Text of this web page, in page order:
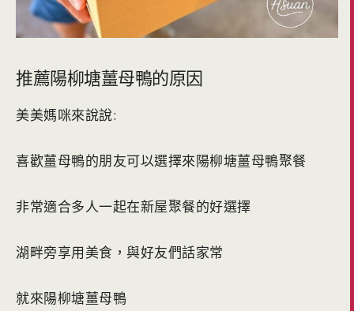
推薦陽柳塘薑母鴨的原因
美美媽咪來說說:
喜歡薑母鴨的朋友可以選擇來陽柳塘薑母鴨聚餐
非常適合多人一起在新屋聚餐的好選擇
湖畔旁享用美食，與好友們話家常
就來陽柳塘薑母鴨